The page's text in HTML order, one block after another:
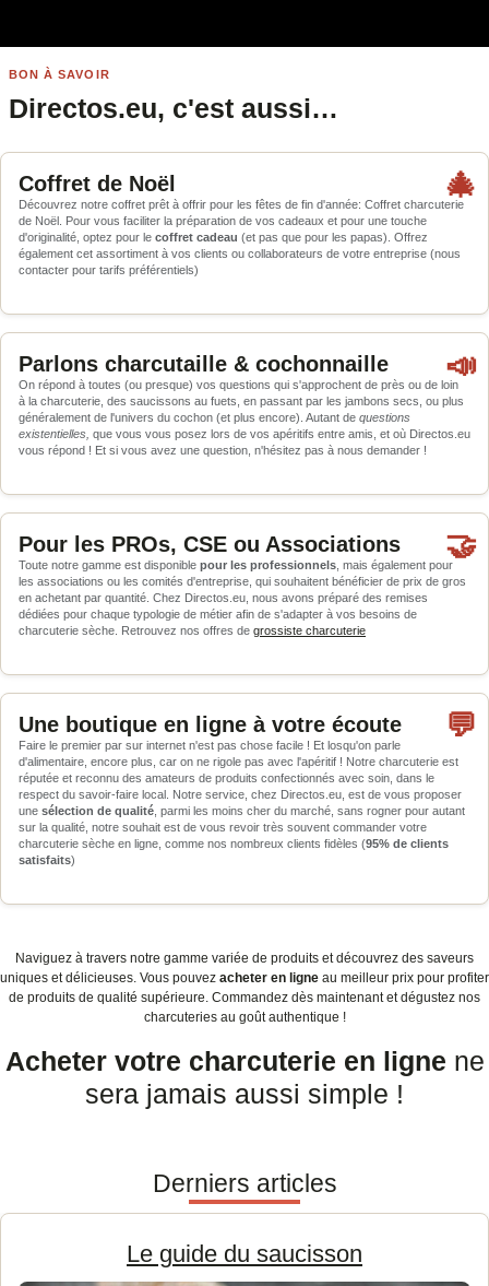
BON À SAVOIR
Directos.eu, c'est aussi…
🎄
Coffret de Noël
Découvrez notre coffret prêt à offrir pour les fêtes de fin d'année: Coffret charcuterie
de Noël. Pour vous faciliter la préparation de vos cadeaux et pour une touche
d'originalité, optez pour le coffret cadeau (et pas que pour les papas). Offrez
également cet assortiment à vos clients ou collaborateurs de votre entreprise (nous
contacter pour tarifs préférentiels)
📣
Parlons charcutaille & cochonnaille
On répond à toutes (ou presque) vos questions qui s'approchent de près ou de loin
à la charcuterie, des saucissons au fuets, en passant par les jambons secs, ou plus
généralement de l'univers du cochon (et plus encore). Autant de questions
existentielles, que vous vous posez lors de vos apéritifs entre amis, et où Directos.eu
vous répond ! Et si vous avez une question, n'hésitez pas à nous demander !
🤝
Pour les PROs, CSE ou Associations
Toute notre gamme est disponible pour les professionnels , mais également pour
les associations ou les comités d'entreprise, qui souhaitent bénéficier de prix de gros
en achetant par quantité. Chez Directos.eu, nous avons préparé des remises
dédiées pour chaque typologie de métier afin de s'adapter à vos besoins de
charcuterie sèche. Retrouvez nos offres de grossiste charcuterie
💬
Une boutique en ligne à votre écoute
Faire le premier par sur internet n'est pas chose facile ! Et losqu'on parle
d'alimentaire, encore plus, car on ne rigole pas avec l'apéritif ! Notre charcuterie est
réputée et reconnu des amateurs de produits confectionnés avec soin, dans le
respect du savoir-faire local. Notre service, chez Directos.eu, est de vous proposer
une sélection de qualité , parmi les moins cher du marché, sans rogner pour autant
sur la qualité, notre souhait est de vous revoir très souvent commander votre
charcuterie sèche en ligne, comme nos nombreux clients fidèles (95% de clients
satisfaits)
Naviguez à travers notre gamme variée de produits et découvrez des saveurs
uniques et délicieuses. Vous pouvez acheter en ligne au meilleur prix pour profiter
de produits de qualité supérieure. Commandez dès maintenant et dégustez nos
charcuteries au goût authentique !
Acheter votre charcuterie en ligne ne
sera jamais aussi simple !
Derniers articles
Le guide du saucisson